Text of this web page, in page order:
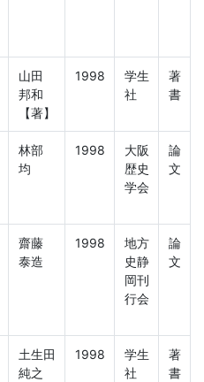
山田
邦和
【著】
1998
学生
社
著
書
林部
均
1998
大阪
歴史
学会
論
文
齋藤
泰造
1998
地方
史静
岡刊
行会
論
文
土生田
純之
1998
学生
社
著
書